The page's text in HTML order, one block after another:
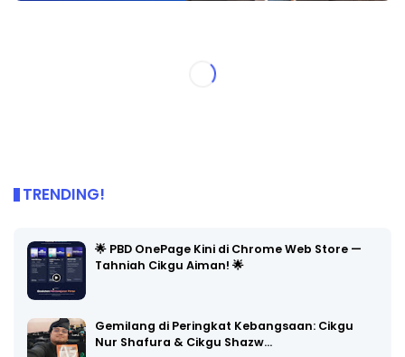
TRENDING!
🌟 PBD OnePage Kini di Chrome Web Store —
Tahniah Cikgu Aiman! 🌟
Gemilang di Peringkat Kebangsaan: Cikgu
Nur Shafura & Cikgu Shazw…